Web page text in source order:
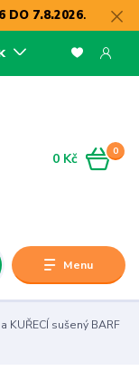
DO 7.8.2026.
Menu
0
0 Kč
KUŘECÍ sušený BARF